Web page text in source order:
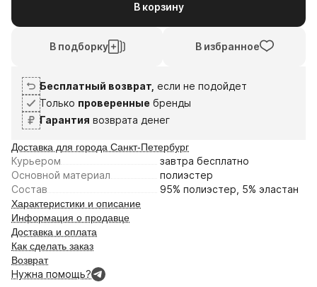
В корзину
В подборку В избранное
Бесплатный возврат, если не подойдет
Только проверенные бренды
Гарантия возврата денег
Доставка для города Санкт-Петербург
Курьером завтра бесплатно
Основной материал
полиэстер
Состав
95% полиэстер, 5% эластан
Характеристики и описание
Информация о продавце
Доставка и оплата
Как сделать заказ
Возврат
Нужна помощь?